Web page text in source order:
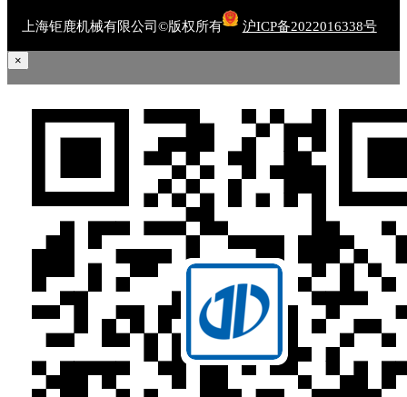
上海钜鹿机械有限公司©版权所有 沪ICP备2022016338号
×